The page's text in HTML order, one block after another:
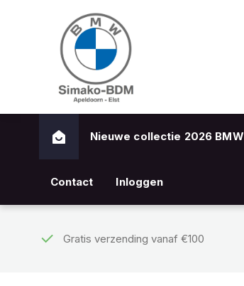
Nieuwe collectie 2026 BMW
Contact Inloggen
Gratis verzending vanaf €100